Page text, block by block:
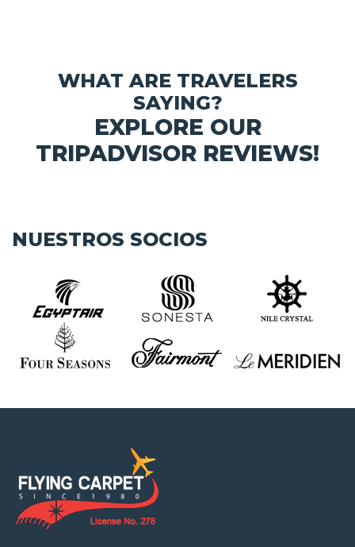
WHAT ARE TRAVELERS
SAYING?
EXPLORE OUR
TRIPADVISOR REVIEWS!
NUESTROS SOCIOS